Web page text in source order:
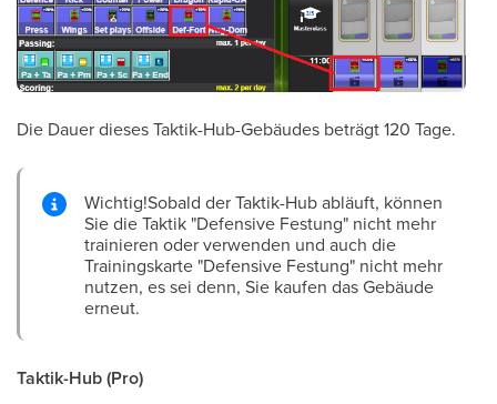
Die Dauer dieses Taktik-Hub-Gebäudes beträgt 120 Tage.
Wichtig!Sobald der Taktik-Hub abläuft, können
Sie die Taktik "Defensive Festung" nicht mehr
trainieren oder verwenden und auch die
Trainingskarte "Defensive Festung" nicht mehr
nutzen, es sei denn, Sie kaufen das Gebäude
erneut.
Taktik-Hub (Pro)